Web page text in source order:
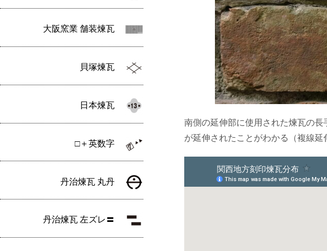
大阪窯業 舗装煉瓦
貝塚煉瓦
日本煉瓦
□＋英数字
丹治煉瓦 丸丹
丹治煉瓦 左ズレ〓
南側の延伸部に使用された煉瓦の
が延伸されたことがわかる（複線延